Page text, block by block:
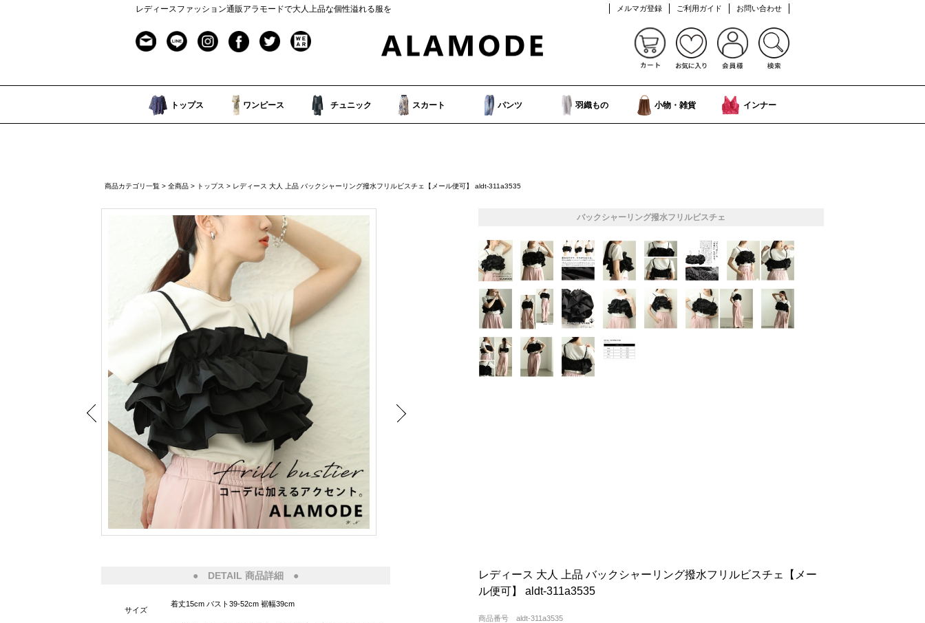
レディースファッション通販アラモードで大人上品な個性溢れる服を お問い合わせ
ご利用ガイド
メルマガ登録
トップス ワンピース チュニック スカート パンツ 羽織もの 小物・雑貨 インナー
商品カテゴリ一覧 > 全商品 > トップス > レディース 大人 上品 バックシャーリング撥水フリルビスチェ【メール便可】 aldt-311a3535
バックシャーリング撥水フリルビスチェ
● DETAIL 商品詳細 ●
サイズ
着丈15cm バスト39-52cm 裾幅39cm
レディース 大人 上品 バックシャーリング撥水フリルビスチェ【メー
ル便可】 aldt-311a3535
商品番号 aldt-311a3535